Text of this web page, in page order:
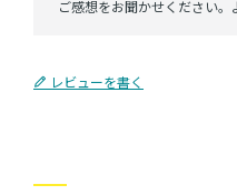
レビューを書く